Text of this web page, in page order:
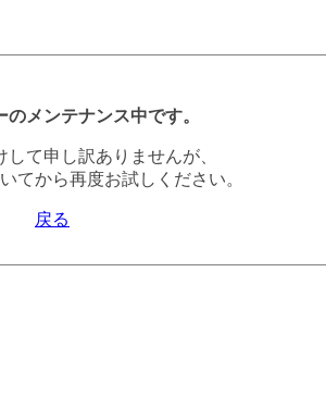
のメンテナンス中です。
して申し訳ありませんが、
てから再度お試しください。
戻る